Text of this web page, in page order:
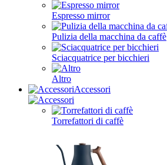
Espresso mirror
Pulizia della macchina da caffè
Sciacquatrice per bicchieri
Altro
Accessori
Torrefattori di caffè